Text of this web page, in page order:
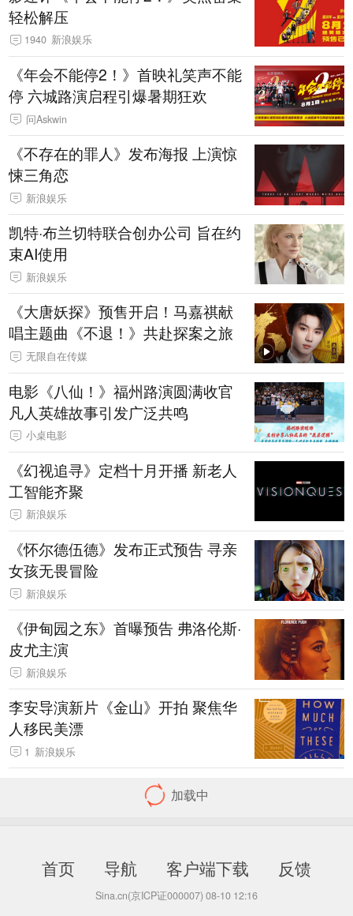
轻松解压
1940 新浪娱乐
《年会不能停2！》首映礼笑声不能
停 六城路演启程引爆暑期狂欢
问Askwin
《不存在的罪人》发布海报 上演惊
悚三角恋
新浪娱乐
凯特·布兰切特联合创办公司 旨在约
束AI使用
新浪娱乐
《大唐妖探》预售开启！马嘉祺献
唱主题曲《不退！》共赴探案之旅
无限自在传媒
电影《八仙！》福州路演圆满收官
凡人英雄故事引发广泛共鸣
小桌电影
《幻视追寻》定档十月开播 新老人
工智能齐聚
新浪娱乐
《怀尔德伍德》发布正式预告 寻亲
女孩无畏冒险
新浪娱乐
《伊甸园之东》首曝预告 弗洛伦斯·
皮尤主演
新浪娱乐
李安导演新片《金山》开拍 聚焦华
人移民美漂
1 新浪娱乐
《塞尔达传说》真人电影提档 明年
《绿灯军团》剧集发布预告 星际警